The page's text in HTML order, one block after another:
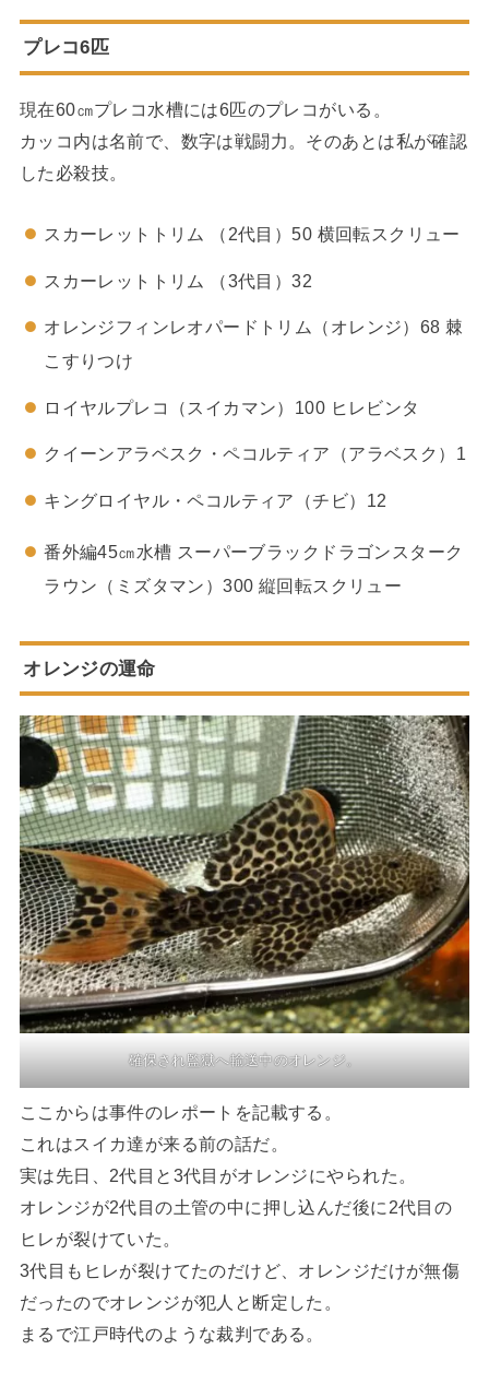
プレコ6匹
現在60㎝プレコ水槽には6匹のプレコがいる。
カッコ内は名前で、数字は戦闘力。そのあとは私が確認
した必殺技。
スカーレットトリム （2代目）50 横回転スクリュー
スカーレットトリム （3代目）32
オレンジフィンレオパードトリム（オレンジ）68 棘
こすりつけ
ロイヤルプレコ（スイカマン）100 ヒレビンタ
クイーンアラベスク・ペコルティア（アラベスク）1
キングロイヤル・ペコルティア（チビ）12
番外編45㎝水槽 スーパーブラックドラゴンスターク
ラウン（ミズタマン）300 縦回転スクリュー
オレンジの運命
確保され監獄へ輸送中のオレンジ。
ここからは事件のレポートを記載する。
これはスイカ達が来る前の話だ。
実は先日、2代目と3代目がオレンジにやられた。
オレンジが2代目の土管の中に押し込んだ後に2代目の
ヒレが裂けていた。
3代目もヒレが裂けてたのだけど、オレンジだけが無傷
だったのでオレンジが犯人と断定した。
まるで江戸時代のような裁判である。